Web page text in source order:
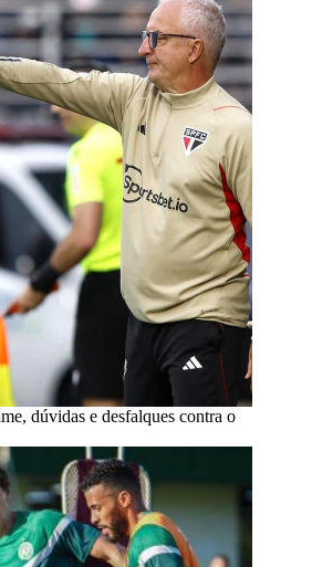
dúvidas e desfalques contra o